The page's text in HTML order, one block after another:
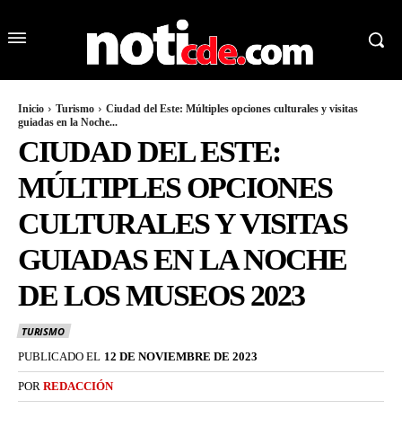
Inicio Turismo
Ciudad del Este: Múltiples opciones culturales y visitas
guiadas en la Noche...
CIUDAD DEL ESTE:
MÚLTIPLES OPCIONES
CULTURALES Y VISITAS
GUIADAS EN LA NOCHE
DE LOS MUSEOS 2023
TURISMO
PUBLICADO EL 12 DE NOVIEMBRE DE 2023
POR REDACCIÓN